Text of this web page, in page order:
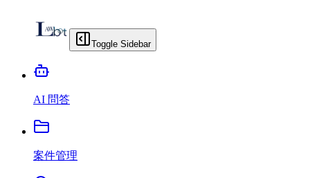
Toggle Sidebar
AI 問答
案件管理